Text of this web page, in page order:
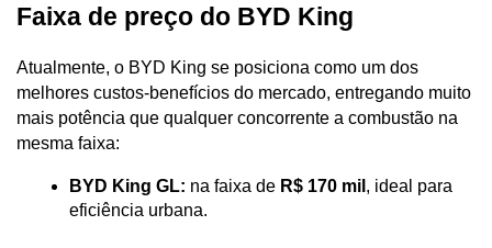
Faixa de preço do BYD King
Atualmente, o BYD King se posiciona como um dos
melhores custos-benefícios do mercado, entregando muito
mais potência que qualquer concorrente a combustão na
mesma faixa:
BYD King GL: na faixa de R$ 170 mil , ideal para
eficiência urbana.